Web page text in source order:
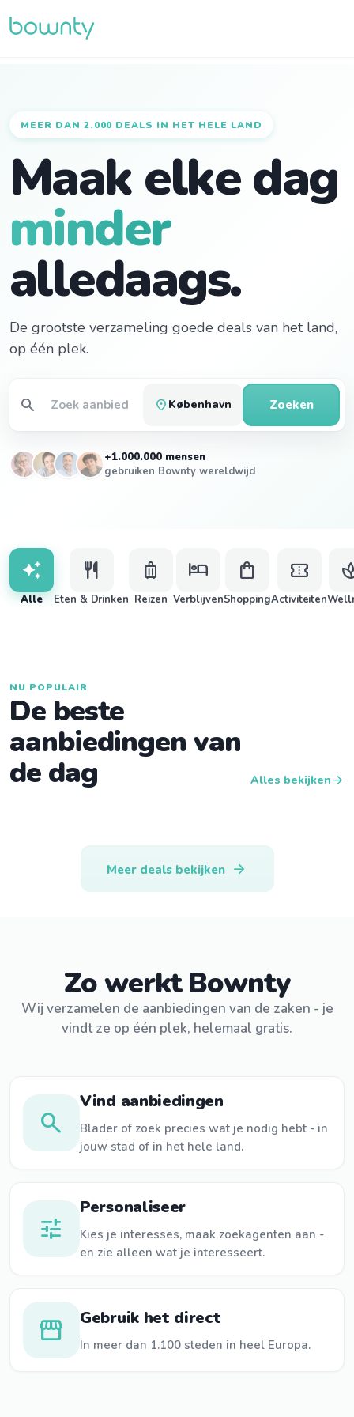
MEER DAN 2.000 DEALS IN HET HELE LAND
Maak elke dag
minder
alledaags.
De grootste verzameling goede deals van het land,
op één plek.
search location_on København Zoeken
+1.000.000 mensen
gebruiken Bownty wereldwijd
auto_awesome
Alle
restaurant
Eten & Drinken
luggage
Reizen
hotel
Verblijven
shopping_bag
Shopping
confirmation_number
Activiteiten
NU POPULAIR
De beste
aanbiedingen van
de dag Alles bekijken arrow_forward
Meer deals bekijken arrow_forward
Zo werkt Bownty
Wij verzamelen de aanbiedingen van de zaken - je
vindt ze op één plek, helemaal gratis.
search
Vind aanbiedingen
Blader of zoek precies wat je nodig hebt - in
jouw stad of in het hele land.
tune
Personaliseer
Kies je interesses, maak zoekagenten aan -
en zie alleen wat je interesseert.
storefront Gebruik het direct
In meer dan 1.100 steden in heel Europa.